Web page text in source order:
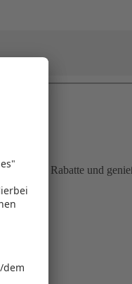
Rabatte und